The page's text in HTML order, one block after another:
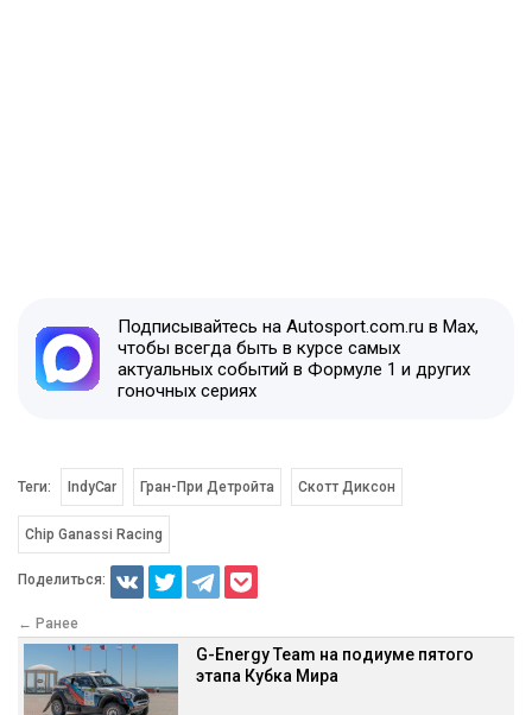
Подписывайтесь на Autosport.com.ru в Max,
чтобы всегда быть в курсе самых
актуальных событий в Формуле 1 и других
гоночных сериях
Теги: IndyCar Гран-При Детройта Скотт Диксон
Chip Ganassi Racing
Поделиться:
← Ранее
G-Energy Team на подиуме пятого
этапа Кубка Мира